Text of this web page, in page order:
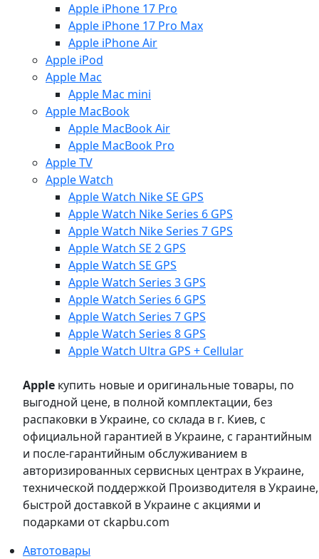
Apple iPhone 17 Pro
Apple iPhone 17 Pro Max
Apple iPhone Air
Apple iPod
Apple Mac
Apple Mac mini
Apple MacBook
Apple MacBook Air
Apple MacBook Pro
Apple TV
Apple Watch
Apple Watch Nike SE GPS
Apple Watch Nike Series 6 GPS
Apple Watch Nike Series 7 GPS
Apple Watch SE 2 GPS
Apple Watch SE GPS
Apple Watch Series 3 GPS
Apple Watch Series 6 GPS
Apple Watch Series 7 GPS
Apple Watch Series 8 GPS
Apple Watch Ultra GPS + Cellular
Apple купить новые и оригинальные товары, по
выгодной цене, в полной комплектации, без
распаковки в Украине, со склада в г. Киев, с
официальной гарантией в Украине, с гарантийным
и после-гарантийным обслуживанием в
авторизированных сервисных центрах в Украине,
технической поддержкой Производителя в Украине,
быстрой доставкой в Украине с акциями и
подарками от ckapbu.com
Автотовары